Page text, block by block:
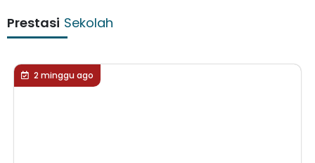
Prestasi Sekolah
2 minggu ago